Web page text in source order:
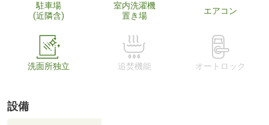
駐車場
(近隣含)
室内洗濯機
置き場
エアコン
洗面所独立 追焚機能 オートロック
設備